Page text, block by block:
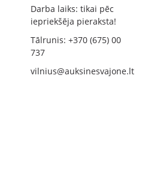
Darba laiks: tikai pēc
iepriekšēja pieraksta!
Tālrunis: +370 (675) 00
737
vilnius@auksinesvajone.lt